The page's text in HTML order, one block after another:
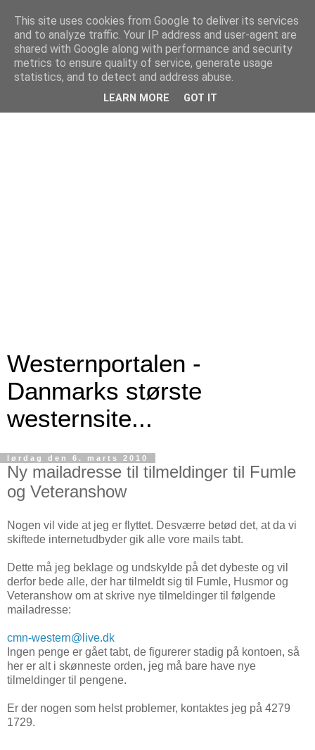
Westernportalen -
Danmarks største
westernsite...
lørdag den 6. marts 2010
Ny mailadresse til tilmeldinger til Fumle
og Veteranshow
Nogen vil vide at jeg er flyttet. Desværre betød det, at da vi
skiftede internetudbyder gik alle vore mails tabt.
Dette må jeg beklage og undskylde på det dybeste og vil
derfor bede alle, der har tilmeldt sig til Fumle, Husmor og
Veteranshow om at skrive nye tilmeldinger til følgende
mailadresse:
cmn-western@live.dk
Ingen penge er gået tabt, de figurerer stadig på kontoen, så
her er alt i skønneste orden, jeg må bare have nye
tilmeldinger til pengene.
Er der nogen som helst problemer, kontaktes jeg på 4279
1729.
This site uses cookies from Google to deliver its services
and to analyze traffic. Your IP address and user-agent are
shared with Google along with performance and security
metrics to ensure quality of service, generate usage
statistics, and to detect and address abuse.
LEARN MORE GOT IT